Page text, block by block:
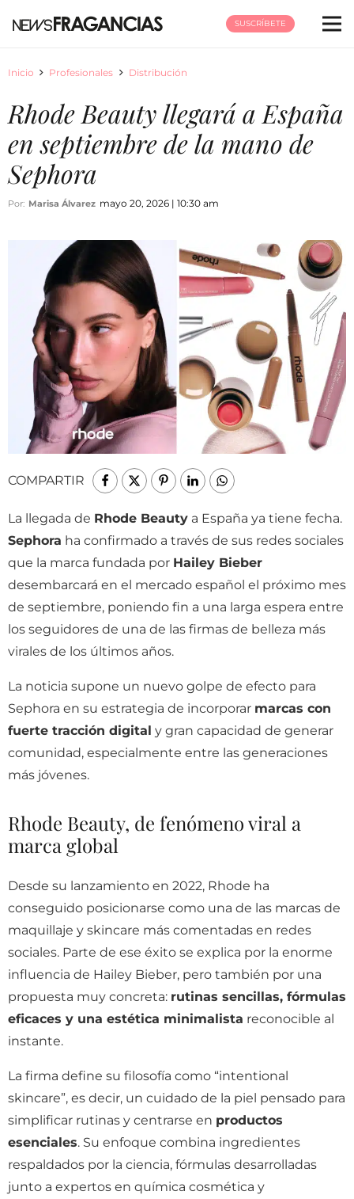
SUSCRÍBETE
Inicio Profesionales Distribución
Rhode Beauty llegará a España
en septiembre de la mano de
Sephora
Por: Marisa Álvarez mayo 20, 2026 | 10:30 am
COMPARTIR
La llegada de Rhode Beauty a España ya tiene fecha.
Sephora ha confirmado a través de sus redes sociales
que la marca fundada por Hailey Bieber
desembarcará en el mercado español el próximo mes
de septiembre, poniendo fin a una larga espera entre
los seguidores de una de las firmas de belleza más
virales de los últimos años.
La noticia supone un nuevo golpe de efecto para
Sephora en su estrategia de incorporar marcas con
fuerte tracción digital y gran capacidad de generar
comunidad, especialmente entre las generaciones
más jóvenes.
Rhode Beauty, de fenómeno viral a
marca global
Desde su lanzamiento en 2022, Rhode ha
conseguido posicionarse como una de las marcas de
maquillaje y skincare más comentadas en redes
sociales. Parte de ese éxito se explica por la enorme
influencia de Hailey Bieber, pero también por una
propuesta muy concreta: rutinas sencillas, fórmulas
eficaces y una estética minimalista reconocible al
instante.
La firma define su filosofía como “intentional
skincare”, es decir, un cuidado de la piel pensado para
simplificar rutinas y centrarse en productos
esenciales. Su enfoque combina ingredientes
respaldados por la ciencia, fórmulas desarrolladas
junto a expertos en química cosmética y